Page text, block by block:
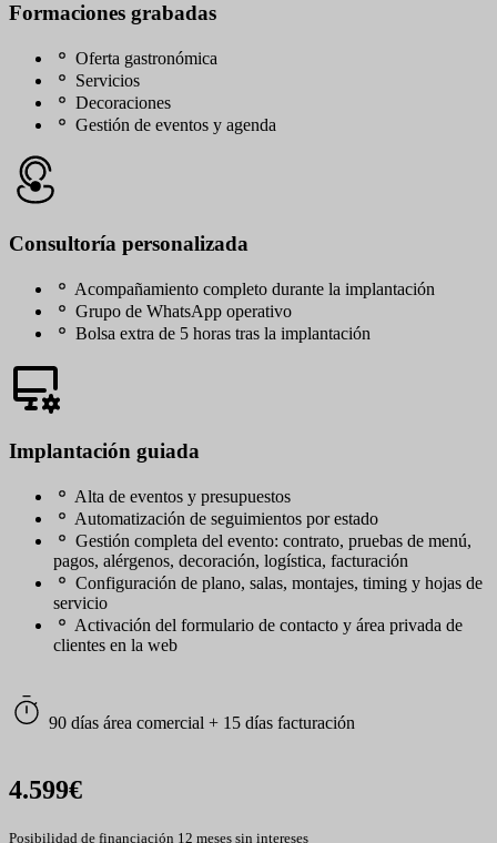
Formaciones grabadas
Oferta gastronómica
Servicios
Decoraciones
Gestión de eventos y agenda
Consultoría personalizada
Acompañamiento completo durante la implantación
Grupo de WhatsApp operativo
Bolsa extra de 5 horas tras la implantación
Implantación guiada
Alta de eventos y presupuestos
Automatización de seguimientos por estado
Gestión completa del evento: contrato, pruebas de menú,
pagos, alérgenos, decoración, logística, facturación
Configuración de plano, salas, montajes, timing y hojas de
servicio
Activación del formulario de contacto y área privada de
clientes en la web
90 días área comercial + 15 días facturación
4.599€
Posibilidad de financiación 12 meses sin intereses